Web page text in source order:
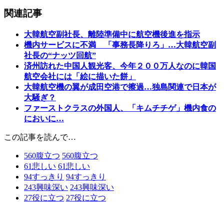
関連記事
大韓航空副社長、離陸準備中に航空機後進を指示
機内サービスに不満 「事務長降りろ」…大韓航空副
社長の“ナッツ回航”
済州訪れた中国人観光客、今年２００万人なのに韓国
航空会社には「絵に描いた餅」
大韓航空機の翼が成田空港で擦過…独島関連で日本が
大騒ぎ？
ファーストクラスの外国人、「キムチチゲ」機内食の
においに…
この記事を読んで…
560腹立つ 560腹立つ
61悲しい 61悲しい
94すっきり 94すっきり
243興味深い 243興味深い
27役に立つ 27役に立つ